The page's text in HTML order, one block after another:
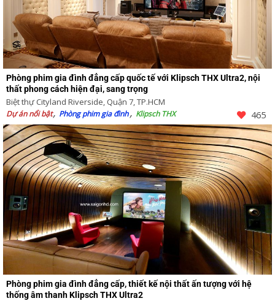
Phòng phim gia đình đẳng cấp quốc tế với Klipsch THX Ultra2, nội
thất phong cách hiện đại, sang trọng
Biệt thự Cityland Riverside, Quận 7, TP.HCM
Dự án nổi bật Phòng phim gia đình Klipsch THX 465
Phòng phim gia đình đẳng cấp, thiết kế nội thất ấn tượng với hệ
thống âm thanh Klipsch THX Ultra2